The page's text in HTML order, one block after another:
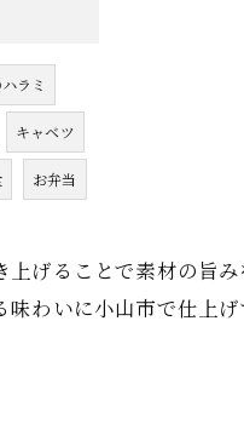
ラミ
キャベツ
お弁当
げることで素材の旨
わいに小山市で仕上げ